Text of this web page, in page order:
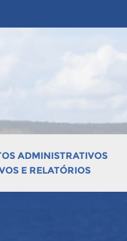
ADMINISTRATIVOS
E RELATÓRIOS